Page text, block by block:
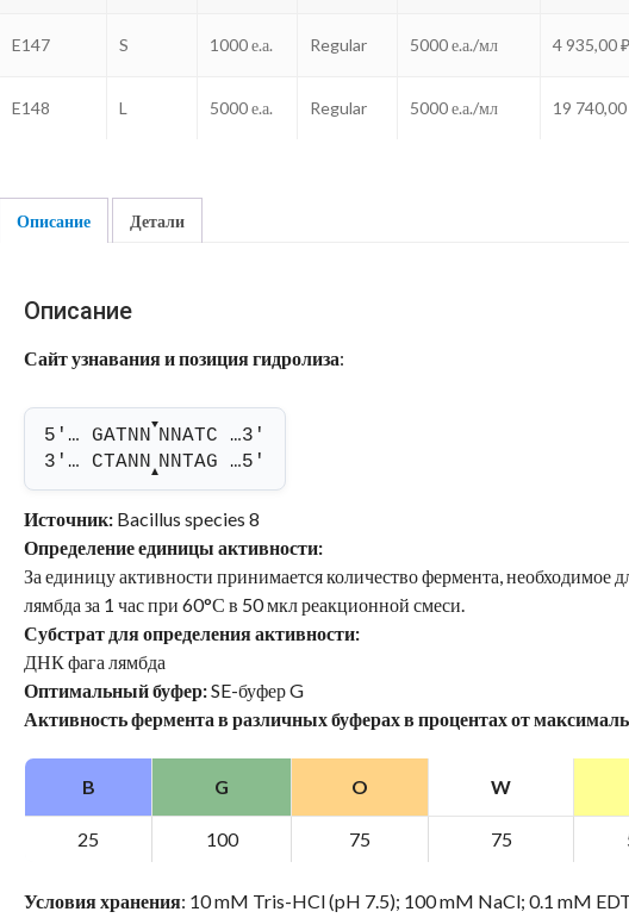
E147 S 1000 е.а. Regular 5000 е.а./мл 4 935,00₽
E148 L 5000 е.а. Regular 5000 е.а./мл 19
Описание Детали
Описание
Сайт узнавания и позиция гидролиза:
5'… GATNN
▼
NNATC …3'
3'… CTANN▲NNTAG …5'
Источник: Bacillus species 8
Определение единицы активности:
За единицу активности принимается количество фермента, необходимое
лямбда за 1 час при 60°С в 50 мкл реакционной смеси.
Субстрат для определения активности:
ДНК фага лямбда
Оптимальный буфер:SE-буфер G
Активность фермента в различных буферах в процентах от
B G O W
25 100 75 75
Условия хранения: 10 mM Tris-HCl (pH 7.5); 100 mM NaCl; 0.1 mM